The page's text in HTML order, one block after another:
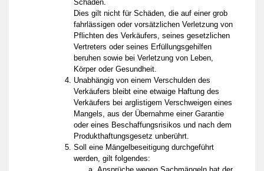
Schäden.
Dies gilt nicht für Schäden, die auf einer grob
fahrlässigen oder vorsätzlichen Verletzung von
Pflichten des Verkäufers, seines gesetzlichen
Vertreters oder seines Erfüllungsgehilfen
beruhen sowie bei Verletzung von Leben,
Körper oder Gesundheit.
Unabhängig von einem Verschulden des
Verkäufers bleibt eine etwaige Haftung des
Verkäufers bei arglistigem Verschweigen eines
Mangels, aus der Übernahme einer Garantie
oder eines Beschaffungsrisikos und nach dem
Produkthaftungsgesetz unberührt.
Soll eine Mängelbeseitigung durchgeführt
werden, gilt folgendes: